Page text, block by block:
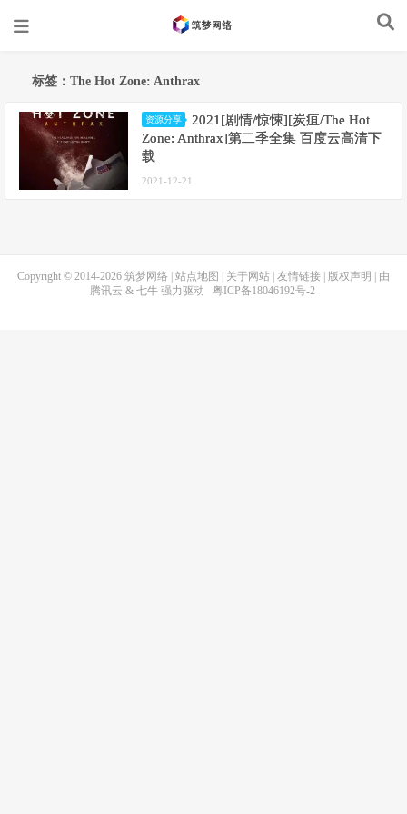
标签：The Hot Zone: Anthrax
资源分享
2021[剧情/惊悚][炭疽/The Hot
Zone: Anthrax]第二季全集 百度云高清下
载
2021-12-21
Copyright © 2014-2026 筑梦网络 站点地图 关于网站 友情链接 版权声明
| 由
腾讯云 & 七牛强力驱动 粤ICP备18046192号-2